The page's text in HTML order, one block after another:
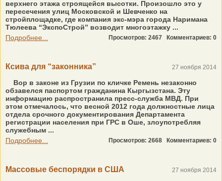
верхнего этажа строящейся высотки. Произошло это у
пересечения улиц Московской и Шевченко на
стройплощадке, где компания экс-мэра города Наримана
Тюлеева “ЭкспоСтрой” возводит многоэтажку ...
Подробнее...
Просмотров: 2467 Комментариев: 0
Ксива для “законника” 27 ноября 2014
Вор в законе из Грузии по кличке Ремень незаконно
обзавелся паспортом гражданина Кыргызстана. Эту
информацию распространила пресс-служба МВД. При
этом отмечалось, что весной 2012 года должностные лица
отдела срочного документирования Департамента
регистрации населения при ГРС в Оше, злоупотребляя
служебным ...
Подробнее...
Просмотров: 2668 Комментариев: 0
Массовые беспорядки в США 27 ноября 2014